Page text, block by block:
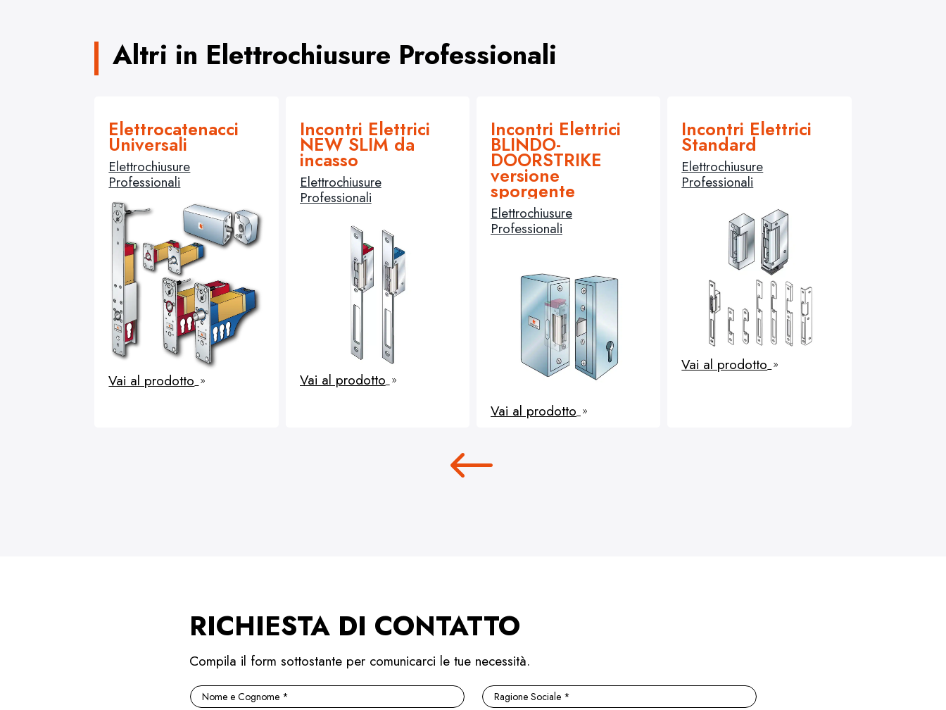
Altri in Elettrochiusure Professionali
Elettrocatenacci
Universali
Elettrochiusure
Professionali
Vai al prodotto 9
Incontri Elettrici
NEW SLIM da
incasso
Elettrochiusure
Professionali
Vai al prodotto 9
Incontri Elettrici
BLINDO-
DOORSTRIKE
versione
sporgente
Elettrochiusure
Professionali
Vai al prodotto 9
Incontri Elettrici
Standard
Elettrochiusure
Professionali
Vai al prodotto 9
RICHIESTA DI CONTATTO
Compila il form sottostante per comunicarci le tue necessità.